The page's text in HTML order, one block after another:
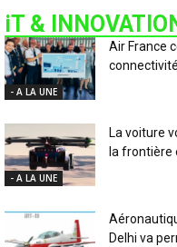
iT &
- A LA UNE
Air France
connectivité
- A LA UNE
La voiture
la frontière
Delhi va